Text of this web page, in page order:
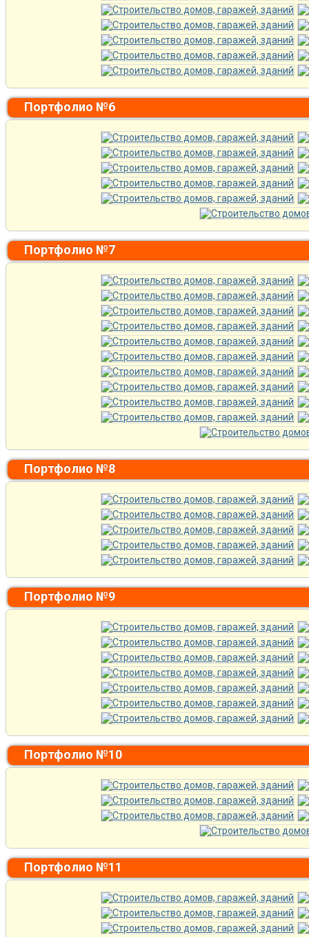
Портфолио №6
Портфолио №7
Портфолио №8
Портфолио №9
Портфолио №10
Портфолио №11